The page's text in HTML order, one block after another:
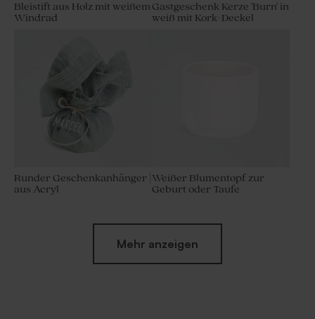
Bleistift aus Holz mit weißem
Windrad
Gastgeschenk Kerze 'Burn' in
weiß mit Kork-Deckel
Runder Geschenkanhänger |
aus Acryl
Weißer Blumentopf zur
Geburt oder Taufe
Mehr anzeigen